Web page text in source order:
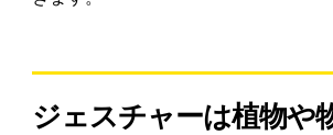
ジェスチャーは植物や